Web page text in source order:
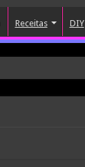
Receitas DIY